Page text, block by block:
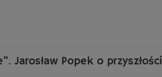
Jarosław Popek o